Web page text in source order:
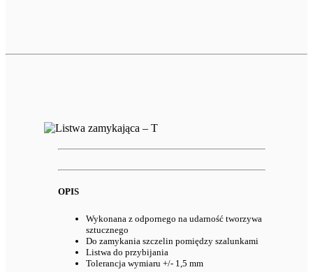
OPIS
Wykonana z odpornego na udarność tworzywa
sztucznego
Do zamykania szczelin pomiędzy szalunkami
Listwa do przybijania
Tolerancja wymiaru +/- 1,5 mm